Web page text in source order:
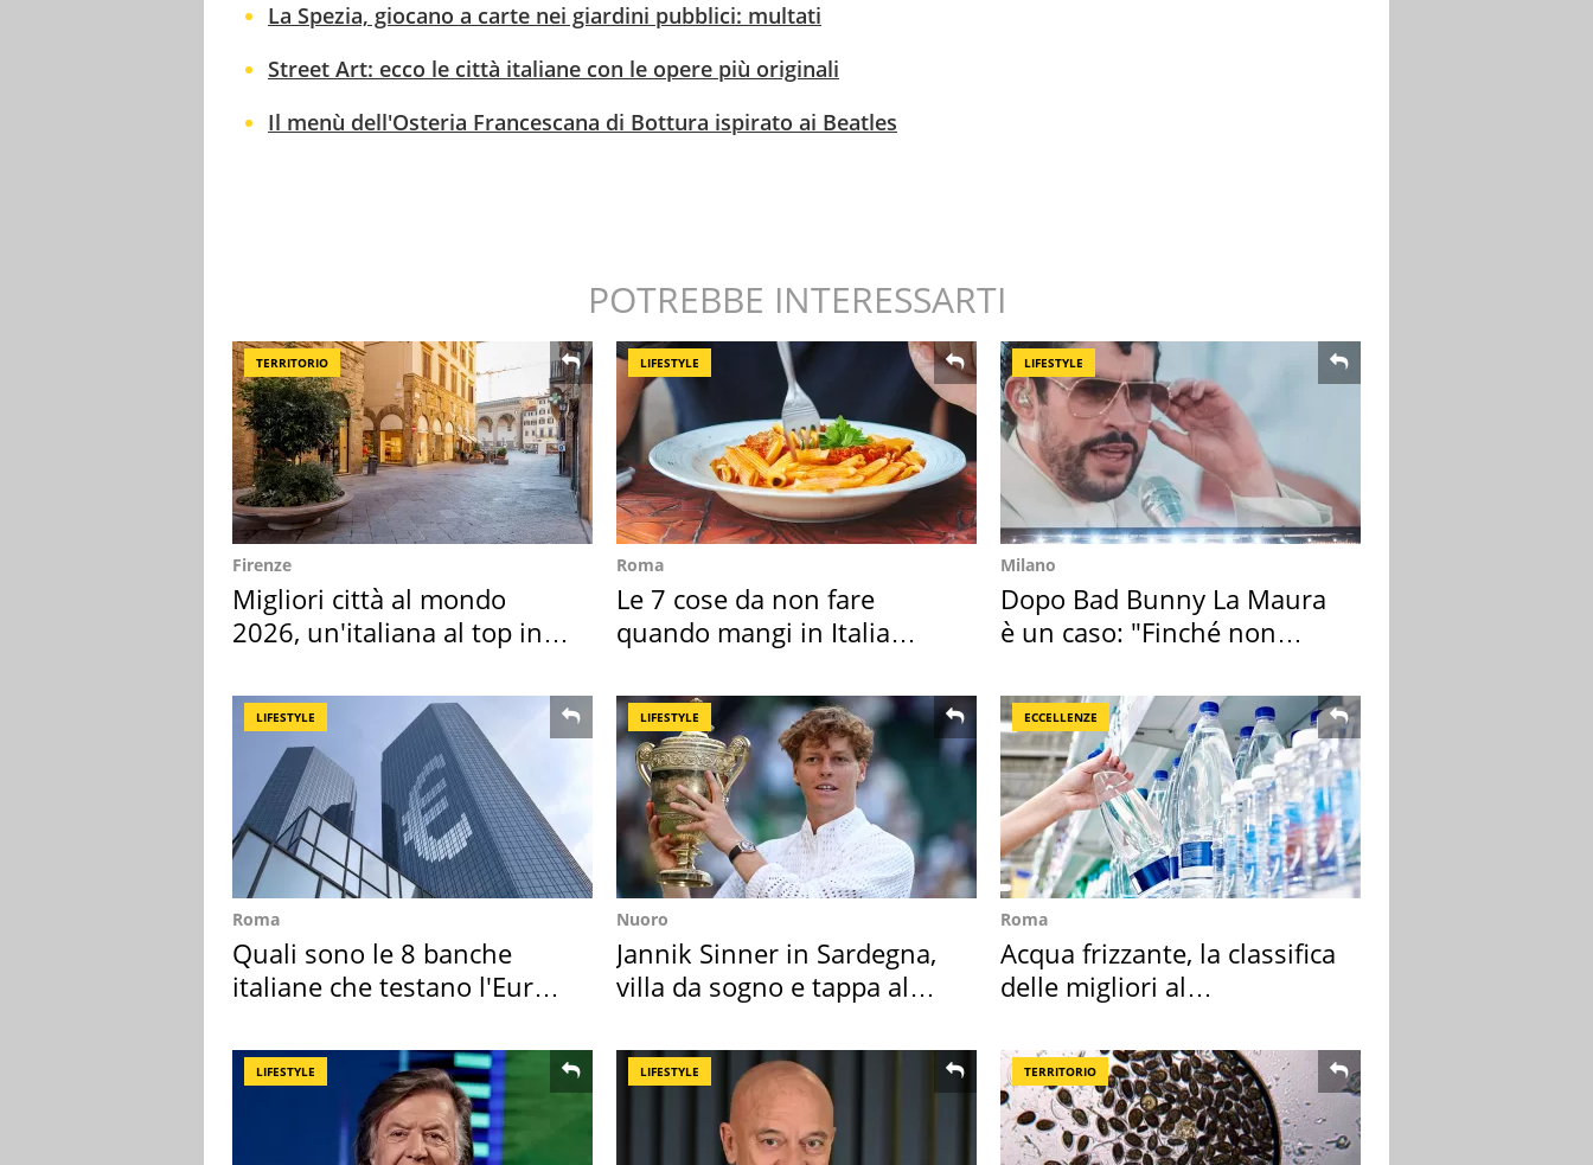
La Spezia, giocano a carte nei giardini pubblici: multati
Street Art: ecco le città italiane con le opere più originali
Il menù dell'Osteria Francescana di Bottura ispirato ai Beatles
POTREBBE INTERESSARTI
TERRITORIO
Firenze
Migliori città al mondo
2026, un'italiana al top in
LIFESTYLE
Roma
Le 7 cose da non fare
quando mangi in Italia
LIFESTYLE
Milano
Dopo Bad Bunny La Maura
è un caso: "Finché non
LIFESTYLE
Roma
Quali sono le 8 banche
italiane che testano l'Euro
LIFESTYLE
Nuoro
Jannik Sinner in Sardegna,
villa da sogno e tappa al
ECCELLENZE
Roma
Acqua frizzante, la classifica
delle migliori al
LIFESTYLE LIFESTYLE TERRITORIO